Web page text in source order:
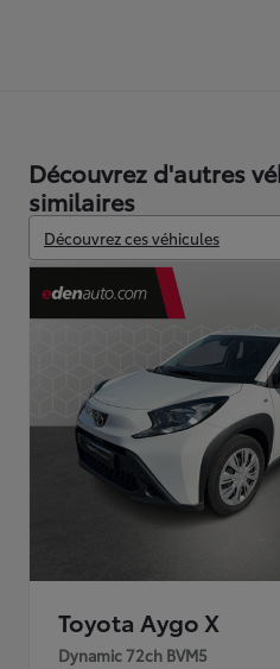
Découvrez d'autres
similaires
Découvrez ces véhicules
Toyota Aygo X
Dynamic 72ch BVM5